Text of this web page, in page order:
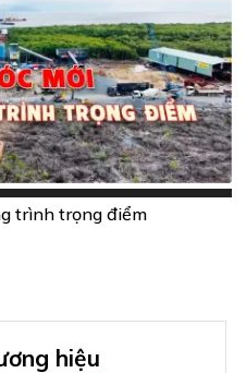
trình trọng điểm
hiệu